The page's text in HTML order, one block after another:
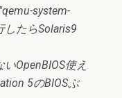
system-
したらSolaris9
OpenBIOS使え
5のBIOSぶ